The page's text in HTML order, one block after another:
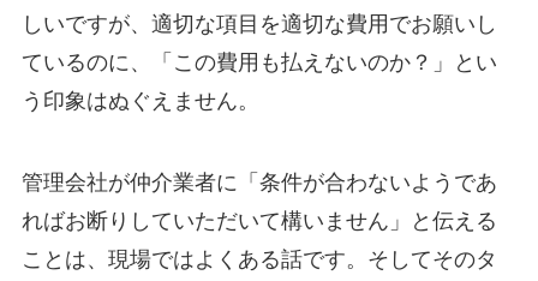
しいですが、適切な項目を適切な費用でお願いし
ているのに、「この費用も払えないのか？」とい
う印象はぬぐえません。
管理会社が仲介業者に「条件が合わないようであ
ればお断りしていただいて構いません」と伝える
ことは、現場ではよくある話です。そしてそのタ